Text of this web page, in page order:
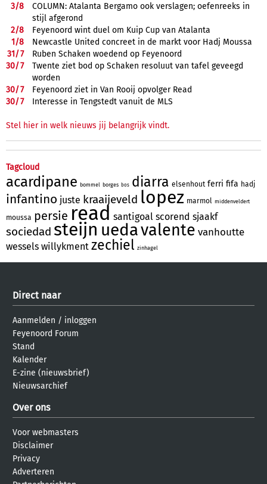
3/8
COLUMN: Atalanta Bergamo ook verslagen; oefenreeks in
stijl afgerond
2/8
Feyenoord wint duel om Kuip Cup van Atalanta
1/8
Newcastle United concreet in de markt voor Hadj Moussa
31/7
Ruben Schaken woedend op Feyenoord
30/7
Twente ziet bod op Schaken resoluut van tafel geveegd
worden
30/7
Feyenoord ziet in Van Rooij opvolger Read
30/7 Interesse in Tengstedt vanuit de MLS
Stel hier in welk nieuws jij belangrijk vindt.
Tagcloud
acardipane bommel borges bos diarra elsenhout ferri fifa hadj
infantino juste kraaijeveld lopez marmol middenveldert
moussa persie read santigoal scorend sjaakf
sociedad steijn uedavalente vanhoutte
wessels willykment zechiel zinhagel
Direct naar
Aanmelden / inloggen
Feyenoord Forum
Stand
Kalender
E-zine (nieuwsbrief)
Nieuwsarchief
Over ons
Voor webmasters
Disclaimer
Privacy
Adverteren